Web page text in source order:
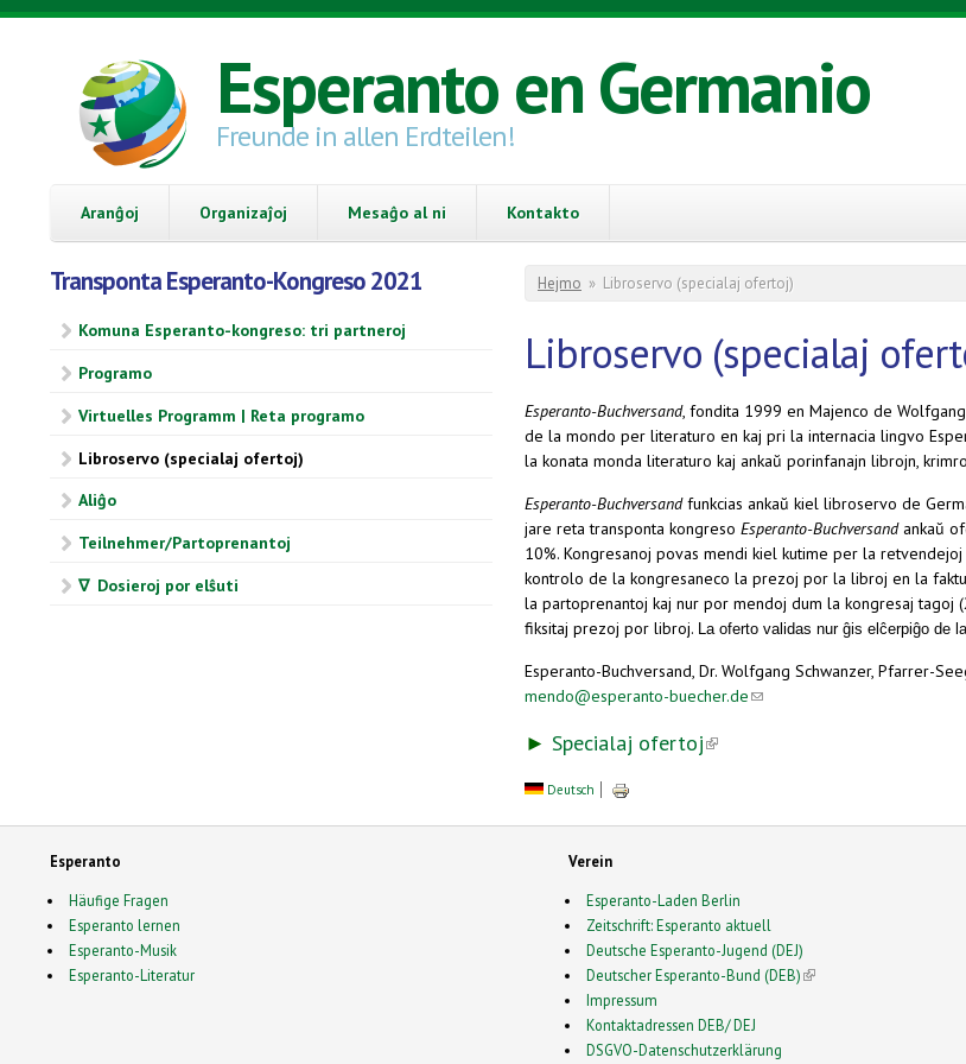
Skip to main content
Esperanto en Germanio
Freunde in allen Erdteilen!
Aranĝoj Organizaĵoj Mesaĝo al ni Kontakto
Transponta Esperanto-Kongreso 2021
Komuna Esperanto-kongreso: tri partneroj
Programo
Virtuelles Programm | Reta programo
Libroservo (specialaj ofertoj)
Aliĝo
Teilnehmer/Partoprenantoj
∇ Dosieroj por elŝuti
You are here
Hejmo » Libroservo (specialaj ofertoj)
Libroservo (specialaj
Esperanto-Buchversand, fondita 1999 en Majenco de
de la mondo per literaturo en kaj pri la internacia lingvo
la konata monda literaturo kaj ankaŭ porinfanajn librojn,
Esperanto-Buchversandfunkcias ankaŭ kiel libroservo de
jare reta transponta kongreso Esperanto-Buchversandankaŭ
10%. Kongresanoj povas mendi kiel kutime per la retvendejoj
kontrolo de la kongresaneco la prezoj por la libroj en la
la partoprenantoj kaj nur por mendoj dum la kongresaj
fiksitaj prezoj por libroj.
La oferto validas nur ĝis elĉerpiĝo de
Esperanto-Buchversand, Dr. Wolfgang Schwanzer, Pfarrer-
mendo@esperanto-buecher.de(link sends e-mail)
► Specialaj ofertoj(link is external)
Deutsch
Esperanto
Häufige Fragen
Esperanto lernen
Esperanto-Musik
Esperanto-Literatur
Verein
Esperanto-Laden Berlin
Zeitschrift: Esperanto aktuell
Deutsche Esperanto-Jugend (DEJ)
Deutscher Esperanto-Bund (DEB)(link is external)
Impressum
Kontaktadressen DEB/ DEJ
DSGVO-Datenschutzerklärung